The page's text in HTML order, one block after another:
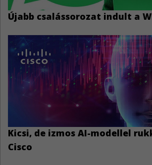
Újabb csalássorozat indult a
Kicsi, de izmos AI-modellel
Cisco